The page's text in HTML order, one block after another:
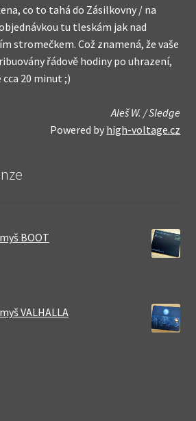
co to tahá do Zásilkovny / na
tu tleskám jak nad
stromečkem. Což znamená, že vaše
řádově hodiny po uhrazení,
20 minut ;)
Aleš W. / Sledge
Powered by high-voltage.cz
BOOT
VALHALLA